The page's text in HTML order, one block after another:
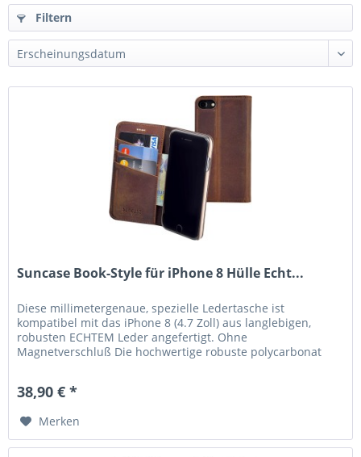
Filtern
Suncase Book-Style für iPhone 8 Hülle Echt...
Diese millimetergenaue, spezielle Ledertasche ist
kompatibel mit das iPhone 8 (4.7 Zoll) aus langlebigen,
robusten ECHTEM Leder angefertigt. Ohne
Magnetverschluß Die hochwertige robuste polycarbonat
38,90 € *
Merken